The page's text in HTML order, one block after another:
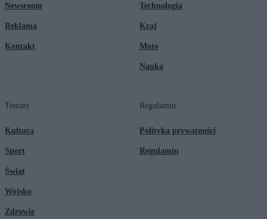
Newsroom
Reklama
Kontakt
Technologia
Kraj
Moto
Nauka
Tematy
Kultura
Sport
Świat
Wojsko
Zdrowie
Regulamin
Polityka prywatności
Regulamin